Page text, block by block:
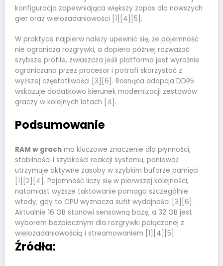
konfiguracja zapewniająca większy zapas dla nowszych
gier oraz wielozadaniowości [1][4][5].
W praktyce najpierw należy upewnić się, że pojemność
nie ogranicza rozgrywki, a dopiero później rozważać
szybsze profile, zwłaszcza jeśli platforma jest wyraźnie
ograniczana przez procesor i potrafi skorzystać z
wyższej częstotliwości [3][6]. Rosnąca adopcja DDR5
wskazuje dodatkowo kierunek modernizacji zestawów
graczy w kolejnych latach [4].
Podsumowanie
RAM w grach ma kluczowe znaczenie dla płynności,
stabilności i szybkości reakcji systemu, ponieważ
utrzymuje aktywne zasoby w szybkim buforze pamięci
[1][2][4]. Pojemność liczy się w pierwszej kolejności,
natomiast wyższe taktowanie pomaga szczególnie
wtedy, gdy to CPU wyznacza sufit wydajności [3][6].
Aktualnie 16 GB stanowi sensowną bazę, a 32 GB jest
wyborem bezpiecznym dla rozgrywki połączonej z
wielozadaniowością i streamowaniem [1][4][5].
Źródła: